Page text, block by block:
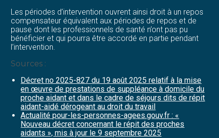
Les périodes d’intervention ouvrent ainsi droit à un repos
compensateur équivalent aux périodes de repos et de
pause dont les professionnels de santé n’ont pas pu
bénéficier et qui pourra être accordé en partie pendant
l’intervention.
Sources :
Décret no 2025-827 du 19 août 2025 relatif à la mise
en œuvre de prestations de suppléance à domicile du
proche aidant et dans le cadre de séjours dits de répit
aidant-aidé dérogeant au droit du travail
Actualité pour-les-personnes-agees.gouv.fr : «
Nouveau décret concernant le répit des proches
aidants », mis à jour le 9 septembre 2025